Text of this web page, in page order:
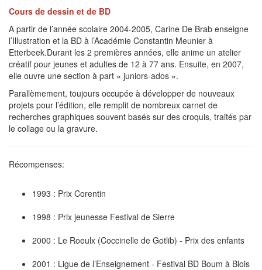
Cours de dessin et de BD
A partir de l’année scolaire 2004-2005, Carine De Brab enseigne
l’Illustration et la BD à l’Académie Constantin Meunier à
Etterbeek.Durant les 2 premières années, elle anime un atelier
créatif pour jeunes et adultes de 12 à 77 ans. Ensuite, en 2007,
elle ouvre une section à part « juniors-ados ».
Parallèmement, toujours occupée à développer de nouveaux
projets pour l’édition, elle remplit de nombreux carnet de
recherches graphiques souvent basés sur des croquis, traités par
le collage ou la gravure.
Récompenses:
1993 : Prix Corentin
1998 : Prix jeunesse Festival de Sierre
2000 : Le Roeulx (Coccinelle de Gotlib) - Prix des enfants
2001 : Ligue de l’Enseignement - Festival BD Boum à Blois